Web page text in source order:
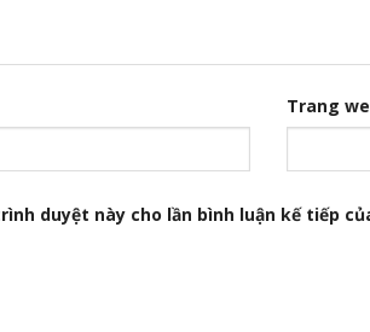
Trang
duyệt này cho lần bình luận kế tiếp